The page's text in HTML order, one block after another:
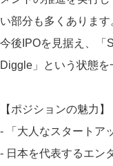
い部分も多くあります
今後IPOを見据え、「
Diggle」という状態を
【ポジションの魅力】
- 「大人なスタートア
- 日本を代表するエン